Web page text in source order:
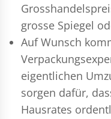
grosse Spiegel
Auf Wunsch
eigentlichen
sorgen dafür,
Hausrates